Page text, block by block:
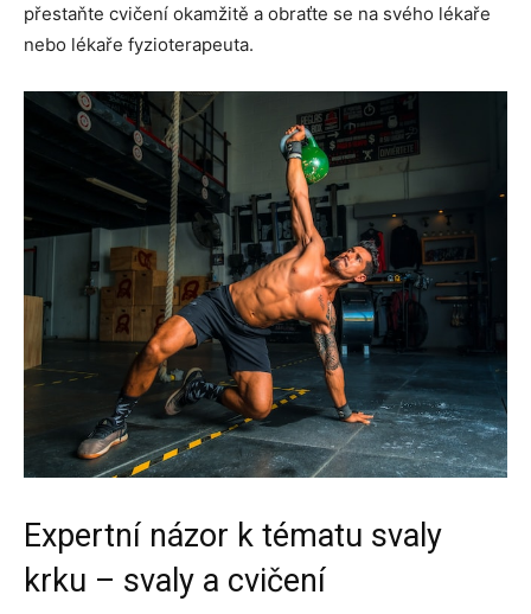
přestaňte cvičení okamžitě a obraťte se na svého lékaře
nebo lékaře fyzioterapeuta.
Expertní názor k tématu svaly
krku – svaly a cvičení